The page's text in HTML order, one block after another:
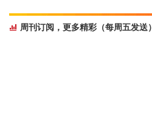
周刊订阅，更多精彩（每周五发送）